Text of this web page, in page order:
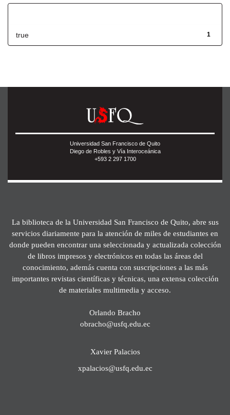
1
true
Universidad San Francisco de Quito
Diego de Robles y Vía Interoceánica
+593 2 297 1700
La biblioteca de la Universidad San Francisco de Quito, abre sus
servicios diariamente para la atención de miles de estudiantes en
donde pueden encontrar una seleccionada y actualizada colección
de libros impresos y electrónicos en todas las áreas del
conocimiento, además cuenta con suscripciones a las más
importantes revistas científicas y técnicas, una extensa colección
de materiales multimedia y acceso.
Orlando Bracho
obracho@usfq.edu.ec
Xavier Palacios
xpalacios@usfq.edu.ec